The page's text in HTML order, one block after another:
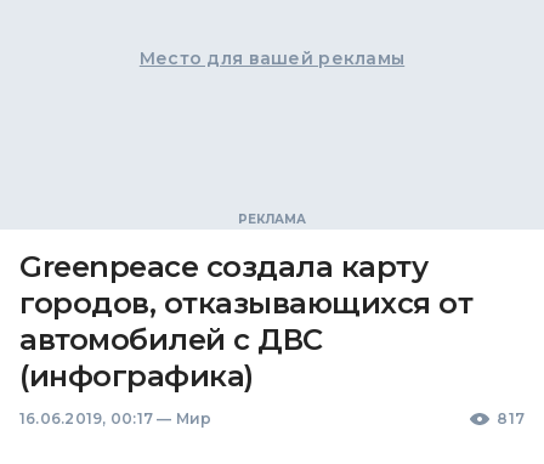
Место для вашей рекламы
Greenpeace создала карту
городов, отказывающихся от
автомобилей с ДВС
(инфографика)
16.06.2019, 00:17 — Мир 817